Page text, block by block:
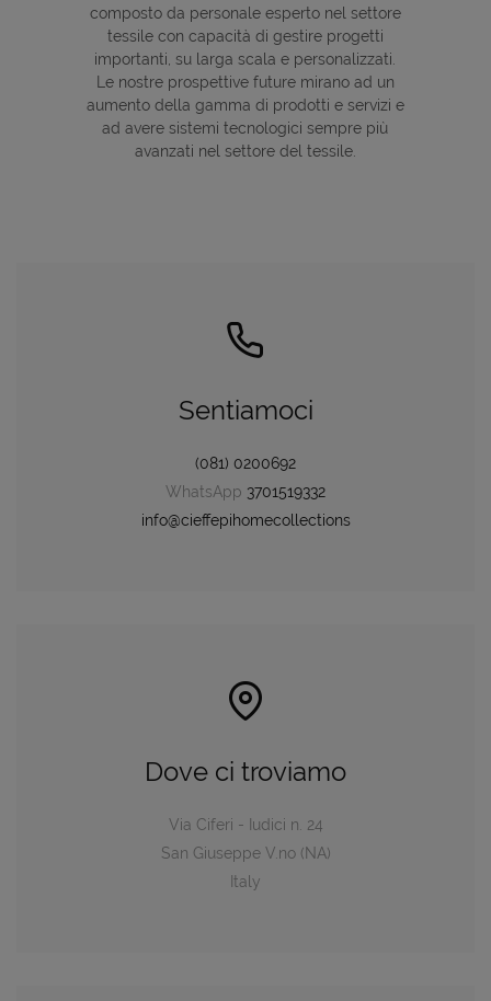
composto da personale esperto nel settore
tessile con capacità di gestire progetti
importanti, su larga scala e personalizzati.
Le nostre prospettive future mirano ad un
aumento della gamma di prodotti e servizi e
ad avere sistemi tecnologici sempre più
avanzati nel settore del tessile.
Sentiamoci
(081) 0200692
WhatsApp 3701519332
info@cieffepihomecollections
Dove ci troviamo
Via Ciferi - Iudici n. 24
San Giuseppe V.no (NA)
Italy